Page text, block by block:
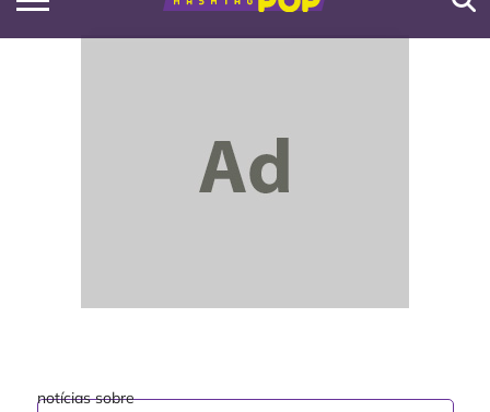
notícias sobre